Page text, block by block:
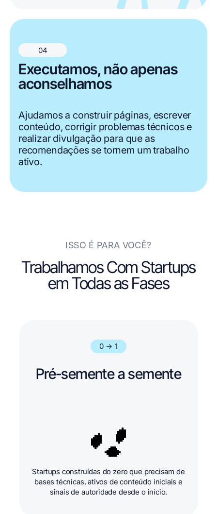
04
Executamos, não apenas
aconselhamos
Ajudamos a construir páginas, escrever
conteúdo, corrigir problemas técnicos e
realizar divulgação para que as
recomendações se tornem um trabalho
ativo.
ISSO É PARA VOCÊ?
Trabalhamos Com Startups
em Todas as Fases
0 → 1
Pré-semente a semente
Startups construídas do zero que precisam de
bases técnicas, ativos de conteúdo iniciais e
sinais de autoridade desde o início.